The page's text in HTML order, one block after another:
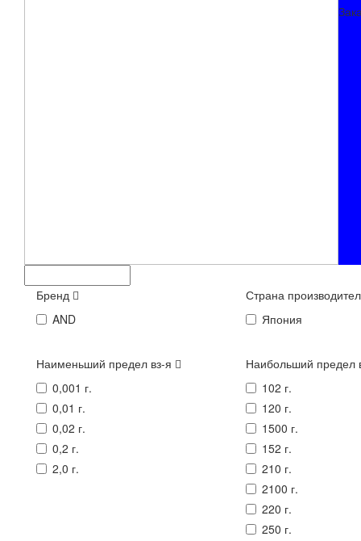
Бренд
AND
Страна
Япония
Наименьший предел вз-я
0,001 г.
0,01 г.
0,02 г.
0,2 г.
2,0 г.
Наибольший предел
102 г.
120 г.
1500 г.
152 г.
210 г.
2100 г.
220 г.
250 г.